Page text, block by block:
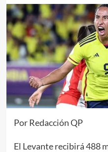
Por Redacción QP
El Levante recibirá 488